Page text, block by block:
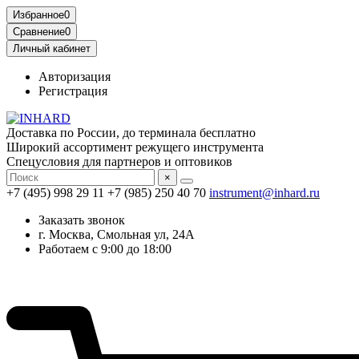
Избранное0
Сравнение0
Личный кабинет
Авторизация
Регистрация
Доставка по России, до терминала бесплатно
Широкий ассортимент режущего инструмента
Спецусловия для партнеров и оптовиков
×
+7 (495) 998 29 11 +7 (985) 250 40 70 instrument@inhard.ru
Заказать звонок
г. Москва, Смольная ул, 24А
Работаем с 9:00 до 18:00